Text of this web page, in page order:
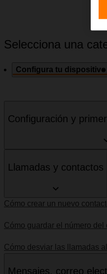
Selecciona una
Configura tu dispositivo
Configuración y
Llamadas y contactos
Cómo crear un nuevo
Cómo guardar el número del
Cómo desviar las llamadas
Mensajes, correo